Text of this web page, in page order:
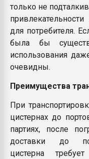
только не
для потребителя.
была бы
использования
очевидны.
Преимущества
При
цистернах до
партиях, после
доставки до
цистерна